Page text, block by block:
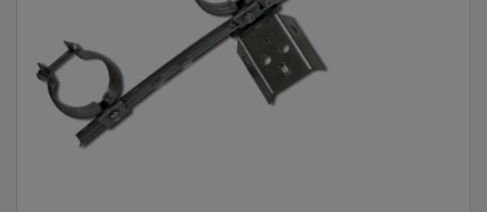
ALATI